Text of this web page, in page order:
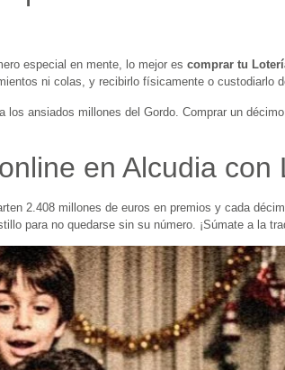
especial en mente, lo mejor es comprar tu
ni colas, y recibirlo físicamente o custodiarlo
ansiados millones del Gordo. Comprar un
en Alcudia con
2.408 millones de euros en premios y cada
para no quedarse sin su número. ¡Súmate a la